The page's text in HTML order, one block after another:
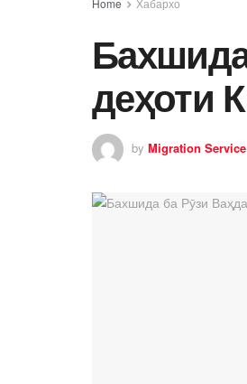
деҳоти
by Migration Service